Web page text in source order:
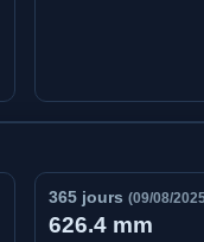
365 jours (09/08/
626.4 mm